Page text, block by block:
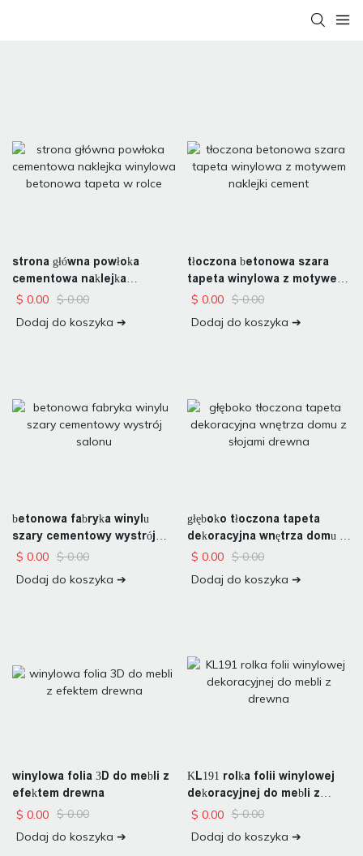
strona główna powłoka
cementowa naklejka
winylowa betonowa tapeta w
$ 0.00 $0.00
Dodaj do koszyka ➔
tłoczona betonowa szara
tapeta winylowa z motywem
naklejki cement
$ 0.00 $0.00
Dodaj do koszyka ➔
betonowa fabryka winylu
szary cementowy wystrój
salonu
$ 0.00 $0.00
Dodaj do koszyka ➔
głęboko tłoczona tapeta
dekoracyjna wnętrza domu z
słojami drewna
$ 0.00 $0.00
Dodaj do koszyka ➔
winylowa folia 3D do mebli z
efektem drewna
$ 0.00 $0.00
Dodaj do koszyka ➔
KL191 rolka folii winylowej
dekoracyjnej do mebli z
drewna
$ 0.00 $0.00
Dodaj do koszyka ➔